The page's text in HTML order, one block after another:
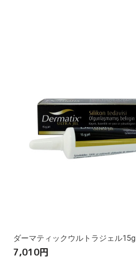
ダーマティックウルトラジェル15g
7,010円